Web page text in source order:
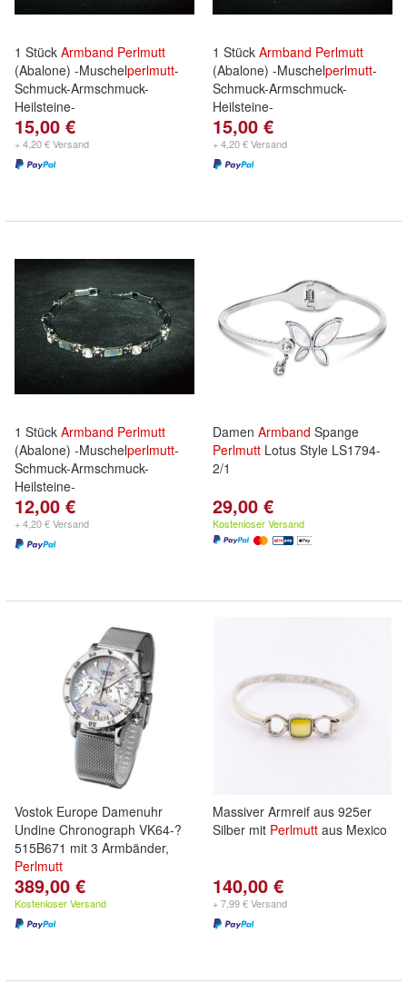
1 Stück Armband Perlmutt
(Abalone) -Muschelperlmutt-
Schmuck-Armschmuck-
Heilsteine-
15,00 €
+ 4,20 € Versand
1 Stück Armband Perlmutt
(Abalone) -Muschelperlmutt-
Schmuck-Armschmuck-
Heilsteine-
15,00 €
+ 4,20 € Versand
1 Stück Armband Perlmutt
(Abalone) -Muschelperlmutt-
Schmuck-Armschmuck-
Heilsteine-
12,00 €
+ 4,20 € Versand
Damen Armband Spange
Perlmutt Lotus Style LS1794-
2/1
29,00 €
Kostenloser Versand
Vostok Europe Damenuhr
Undine Chronograph VK64-?
515B671 mit 3 Armbänder,
Perlmutt
389,00 €
Kostenloser Versand
Massiver Armreif aus 925er
Silber mit Perlmutt aus Mexico
140,00 €
+ 7,99 € Versand